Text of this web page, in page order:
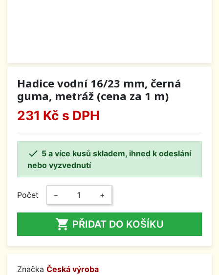
Hadice vodní 16/23 mm, černá
guma, metráž (cena za 1 m)
231 Kč s DPH
 5 a více kusů skladem, ihned k odeslání
nebo vyzvednutí
Počet − +
 PŘIDAT DO KOŠÍKU
Značka Česká výroba